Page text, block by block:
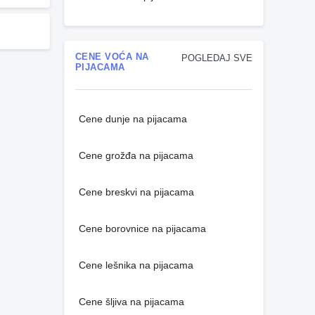
POGLEDAJ SVE
CENE VOĆA NA
PIJACAMA
Cene dunje na pijacama
Cene grožđa na pijacama
Cene breskvi na pijacama
Cene borovnice na pijacama
Cene lešnika na pijacama
Cene šljiva na pijacama